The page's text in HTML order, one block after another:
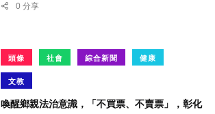
0 分享
頭條 社會 綜合新聞 健康
文教
喚醒鄉親法治意識，「不買票、不賣票」，彰化